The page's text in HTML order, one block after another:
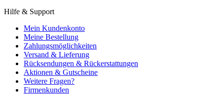
Hilfe & Support
Mein Kundenkonto
Meine Bestellung
Zahlungsmöglichkeiten
Versand & Lieferung
Rücksendungen & Rückerstattungen
Aktionen & Gutscheine
Weitere Fragen?
Firmenkunden